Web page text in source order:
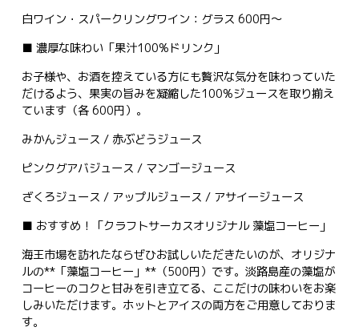
白ワイン・スパークリングワイン：グラス 600円〜
■ 濃厚な味わい「果汁100%ドリンク」
お子様や、お酒を控えている方にも贅沢な気分を味わっていた
だけるよう、果実の旨みを凝縮した100%ジュースを取り揃え
ています（各 600円）。
みかんジュース / 赤ぶどうジュース
ピンクグアバジュース / マンゴージュース
ざくろジュース / アップルジュース / アサイージュース
■ おすすめ！「クラフトサーカスオリジナル 藻塩コーヒー」
海王市場を訪れたならぜひお試しいただきたいのが、オリジナ
ルの**「藻塩コーヒー」**（500円）です。淡路島産の藻塩が
コーヒーのコクと甘みを引き立てる、ここだけの味わいをお楽
しみいただけます。ホットとアイスの両方をご用意しておりま
す。